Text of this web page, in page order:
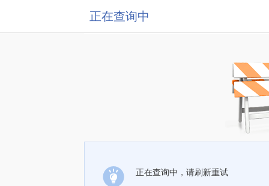
正在查询中
正在查询中，请刷新重试